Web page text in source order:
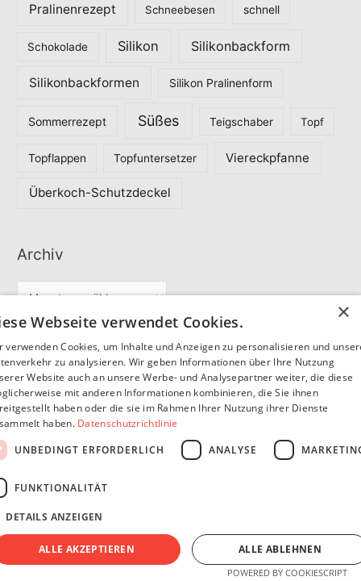
Pralinenrezept Schneebesen schnell
Schokolade Silikon Silikonbackform
Silikonbackformen Silikon Pralinenform
Sommerrezept Süßes Teigschaber Topf
Topflappen Topfuntersetzer Viereckpfanne
Überkoch-Schutzdeckel
Archiv
i
v
Partner
SommerSEO
Copyright © 2026
Impressum Datenschutzerklärung
×
Webseite verwendet Cookies.
verwenden Cookies, um Inhalte und Anzeigen zu personalisieren und
zu analysieren. Wir geben Informationen über Ihre Nutzung
Website auch an unsere Werbe- und Analysepartner weiter, die diese
mit anderen Informationen kombinieren, die Sie ihnen
haben oder die sie im Rahmen Ihrer Nutzung ihrer Dienste
haben. Datenschutzrichtlinie
UNBEDINGT ERFORDERLICH
ANALYSE
FUNKTIONALITÄT
DETAILS ANZEIGEN
ALLE AKZEPTIEREN ALLE ABLEHNEN
POWERED BY COOKIESCRIPT